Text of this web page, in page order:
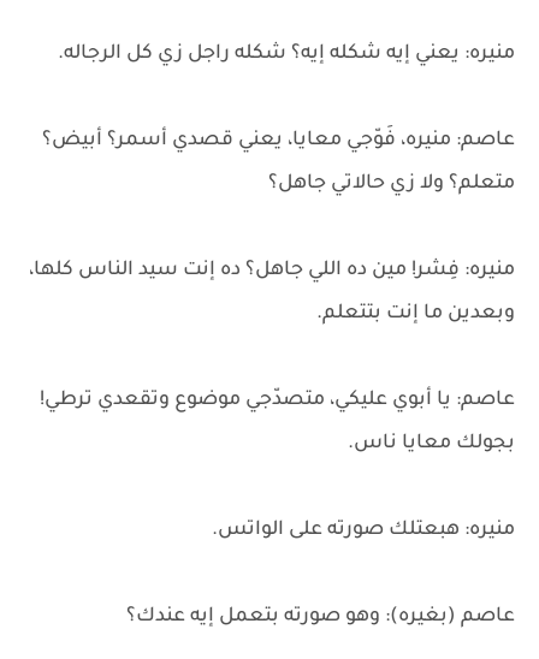
منيره: يعني إيه شكله إيه؟ شكله راجل زي كل الرجاله.
عاصم: منيره، فَوّجي معايا، يعني قصدي أسمر؟ أبيض؟
متعلم؟ ولا زي حالاتي جاهل؟
منيره: فِشر! مين ده اللي جاهل؟ ده إنت سيد الناس كلها،
وبعدين ما إنت بتتعلم.
عاصم: يا أبوي عليكي، متصدّجي موضوع وتقعدي ترطي!
بجولك معايا ناس.
منيره: هبعتلك صورته على الواتس.
عاصم (بغيره): وهو صورته بتعمل إيه عندك؟